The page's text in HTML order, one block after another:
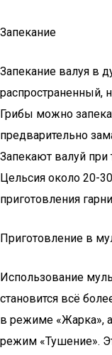
Запекание
Запекание валуя в
распространенный,
Грибы можно
предварительно
Запекают валуй при
Цельсия около 20-
приготовления
Приготовление в
Использование
становится всё
в режиме «Жарка»,
режим «Тушение».